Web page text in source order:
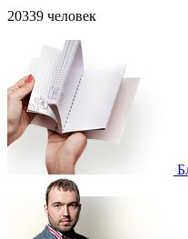
20339 человек